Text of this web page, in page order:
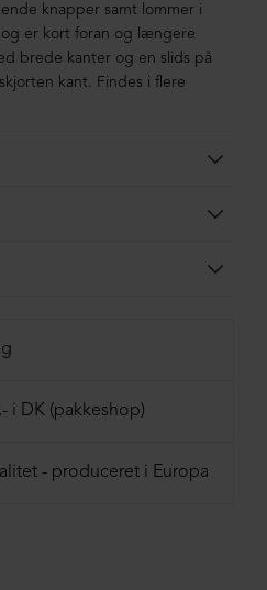
knapper samt lommer i
og er kort foran og længere
brede kanter og en slids på
kant. Findes i flere
62
i DK (pakkeshop)
- produceret i Europa